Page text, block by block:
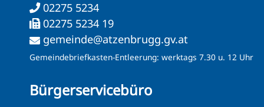
02275 5234
02275 5234 19
gemeinde@atzenbrugg.gv.at
Gemeindebriefkasten-Entleerung: werktags 7.30 u. 12 Uhr
Bürgerservicebüro